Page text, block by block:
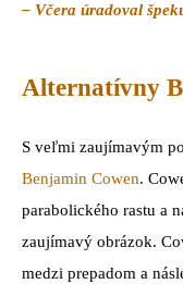
– Včera úradoval
Alternatívny
S veľmi zaujímavým
Benjamin Cowen.
parabolického rastu a
zaujímavý obrázok.
medzi prepadom a